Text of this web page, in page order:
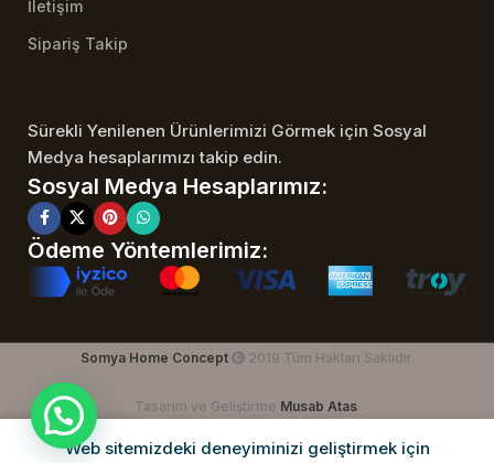
İletişim
Sipariş Takip
Sürekli Yenilenen Ürünlerimizi Görmek için Sosyal
Medya hesaplarımızı takip edin.
Sosyal Medya Hesaplarımız:
Ödeme Yöntemlerimiz:
Somya Home Concept 2019 Tüm Hakları Saklıdır.
Tasarım ve Geliştirme Musab Atas.
Web sitemizdeki deneyiminizi geliştirmek için